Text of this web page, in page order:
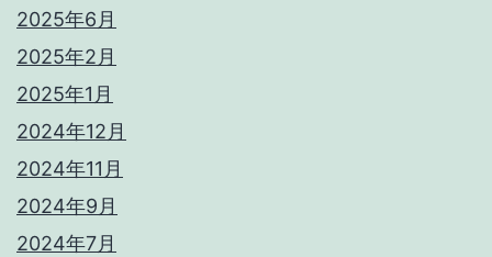
2025年6月
2025年2月
2025年1月
2024年12月
2024年11月
2024年9月
2024年7月